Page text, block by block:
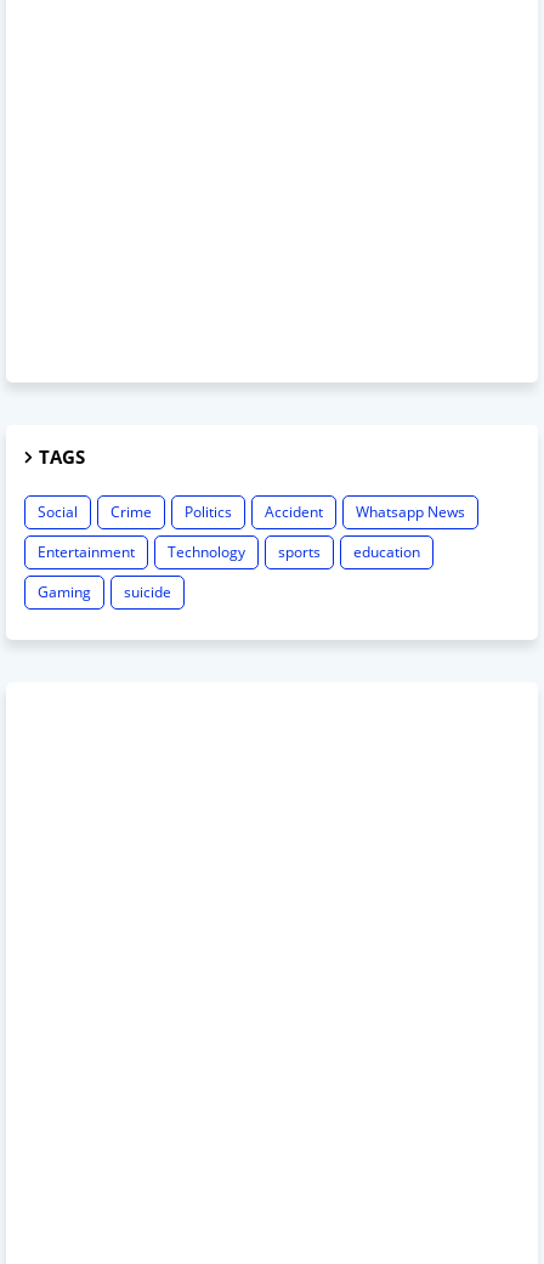
TAGS
Social Crime Politics Accident
Whatsapp News
Entertainment
Technology sports
education
Gaming
suicide